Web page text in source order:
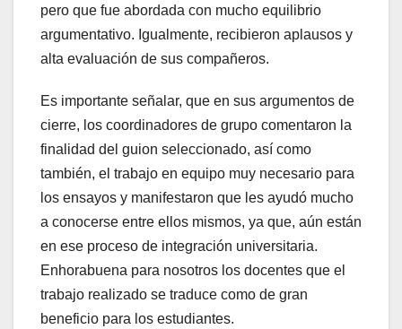
pero que fue abordada con mucho equilibrio
argumentativo. Igualmente, recibieron aplausos y
alta evaluación de sus compañeros.
Es importante señalar, que en sus argumentos de
cierre, los coordinadores de grupo comentaron la
finalidad del guion seleccionado, así como
también, el trabajo en equipo muy necesario para
los ensayos y manifestaron que les ayudó mucho
a conocerse entre ellos mismos, ya que, aún están
en ese proceso de integración universitaria.
Enhorabuena para nosotros los docentes que el
trabajo realizado se traduce como de gran
beneficio para los estudiantes.